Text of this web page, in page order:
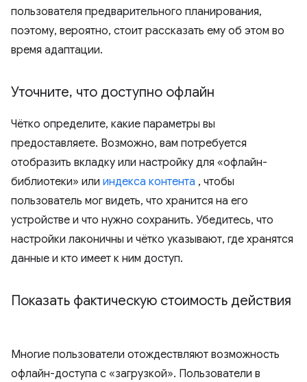
пользователя предварительного планирования,
поэтому, вероятно, стоит рассказать ему об этом во
время адаптации.
Уточните, что доступно офлайн
Чётко определите, какие параметры вы
предоставляете. Возможно, вам потребуется
отобразить вкладку или настройку для «офлайн-
библиотеки» или индекса контента , чтобы
пользователь мог видеть, что хранится на его
устройстве и что нужно сохранить. Убедитесь, что
настройки лаконичны и чётко указывают, где хранятся
данные и кто имеет к ним доступ.
Показать фактическую стоимость действия
Многие пользователи отождествляют возможность
офлайн-доступа с «загрузкой». Пользователи в